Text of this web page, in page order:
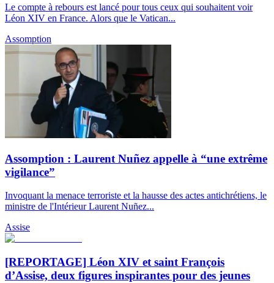
Le compte à rebours est lancé pour tous ceux qui souhaitent voir
Léon XIV en France. Alors que le Vatican...
Assomption
Assomption : Laurent Nuñez appelle à “une extrême
vigilance”
Invoquant la menace terroriste et la hausse des actes antichrétiens, le
ministre de l'Intérieur Laurent Nuñez...
Assise
[REPORTAGE] Léon XIV et saint François
d’Assise, deux figures inspirantes pour des jeunes